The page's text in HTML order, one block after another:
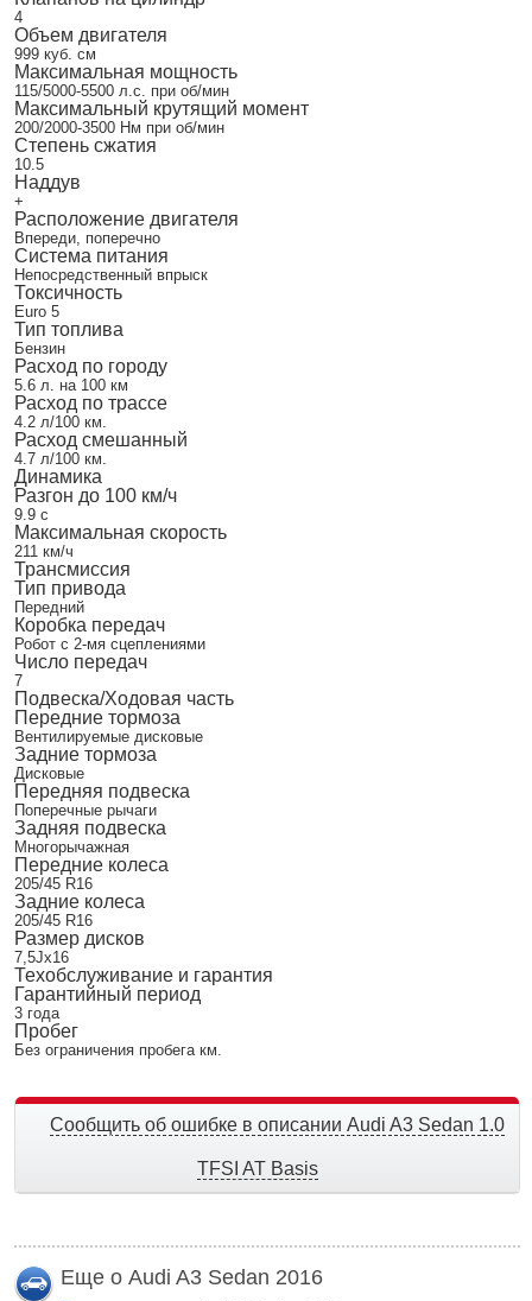
4
Объем двигателя
999 куб. см
Максимальная мощность
115/5000-5500 л.с. при об/мин
Максимальный крутящий момент
200/2000-3500 Нм при об/мин
Степень сжатия
10.5
Наддув
+
Расположение двигателя
Впереди, поперечно
Система питания
Непосредственный впрыск
Токсичность
Euro 5
Тип топлива
Бензин
Расход по городу
5.6 л. на 100 км
Расход по трассе
4.2 л/100 км.
Расход смешанный
4.7 л/100 км.
Динамика
Разгон до 100 км/ч
9.9 с
Максимальная скорость
211 км/ч
Трансмиссия
Тип привода
Передний
Коробка передач
Робот с 2-мя сцеплениями
Число передач
7
Подвеска/Ходовая часть
Передние тормоза
Вентилируемые дисковые
Задние тормоза
Дисковые
Передняя подвеска
Поперечные рычаги
Задняя подвеска
Многорычажная
Передние колеса
205/45 R16
Задние колеса
205/45 R16
Размер дисков
7,5Jx16
Техобслуживание и гарантия
Гарантийный период
3 года
Пробег
Без ограничения пробега км.
Сообщить об ошибке в описании Audi A3 Sedan 1.0
TFSI AT Basis
Еще о Audi A3 Sedan 2016